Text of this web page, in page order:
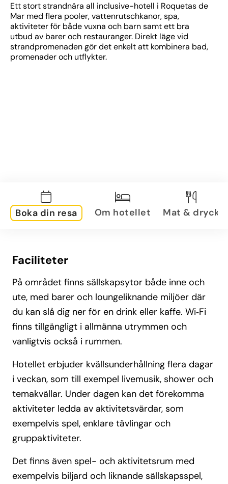
Ett stort strandnära all inclusive-hotell i Roquetas de
Mar med flera pooler, vattenrutschkanor, spa,
aktiviteter för både vuxna och barn samt ett bra
utbud av barer och restauranger. Direkt läge vid
strandpromenaden gör det enkelt att kombinera bad,
promenader och utflykter.
Boka din resa Om hotellet Mat & dryck
Faciliteter
På området finns sällskapsytor både inne och
ute, med barer och loungeliknande miljöer där
du kan slå dig ner för en drink eller kaffe. Wi‑Fi
finns tillgängligt i allmänna utrymmen och
vanligtvis också i rummen.
Hotellet erbjuder kvällsunderhållning flera dagar
i veckan, som till exempel livemusik, shower och
temakvällar. Under dagen kan det förekomma
aktiviteter ledda av aktivitetsvärdar, som
exempelvis spel, enklare tävlingar och
gruppaktiviteter.
Det finns även spel- och aktivitetsrum med
exempelvis biljard och liknande sällskapsspel,